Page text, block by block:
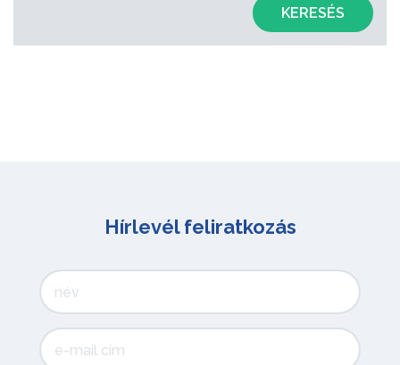
KERESÉS
Hírlevél feliratkozás